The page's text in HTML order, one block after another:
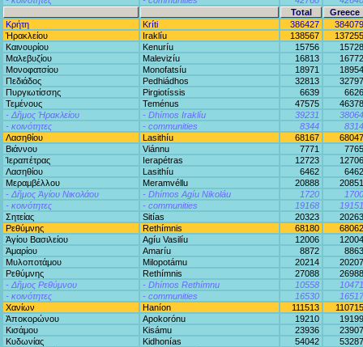
Total
Greece
Κρήτη
Kríti 386427
384079
Ἡρακλείου
Iraklíu 138567
137255
Καινουρίου
Kenuríu 15756
15728
Μαλεβυζίου
Malevizíu 16813
16772
Μονοφατσίου
Monofatsíu 18971
18954
Πεδιάδος
Pedhiádhos 32813
32797
Πυργιωτίσσης
Pirgiotíssis 6639
6626
Τεμένους
Teménus 47575
46378
- Δῆμος Ἡρακλείου
- Dhímos Iraklíu 39231
38064
- κοινότητες
- communities 8344
8314
Λασηθίου
Lasithíu 68167
68047
Βιάννου
Viánnu 7771
7765
Ἱεραπέτρας
Ierapétras 12723
12706
Λασηθίου
Lasithíu 6462
6462
Μεραμβέλλου
Meramvéllu 20888
20851
- Δῆμος Ἁγίου Νικολάου
- Dhímos Agíu Nikoláu 1720
1700
- κοινότητες
- communities 19168
19151
Σητείας
Sitías 20323
20263
Ρεθύμνης
Rethímnis 68180
68062
Ἁγίου Βασιλείου
Agíu Vasilíu 12006
12004
Ἀμαρίου
Amaríu 8872
8863
Μυλοποτάμου
Milopotámu 20214
20207
Ρεθύμνης
Rethímnis 27088
26988
- Δῆμος Ρεθύμνου
- Dhímos Rethímnu 10558
10471
- κοινότητες
- communities 16530
16517
Χανίων
Haníon 111513
110715
Ἀποκορώνου
Apokorónu 19210
19199
Κισάμου
Kisámu 23936
23907
Κυδωνίας
Kidhonías 54042
53287